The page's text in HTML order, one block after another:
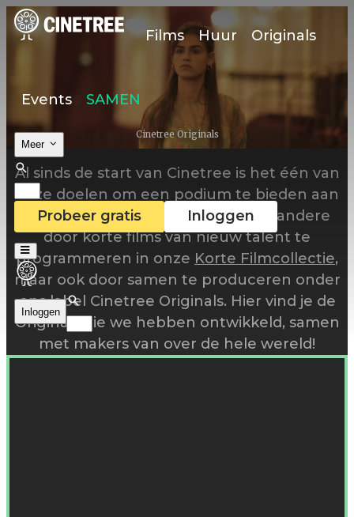
Films Huur Originals
Events SAMEN
Meer
Probeer gratis Inloggen
Inloggen
Cinetree Originals
Al sinds de start van Cinetree is het één van
onze doelen om een podium te bieden aan
jonge makers. Dit doen we onder andere
door korte films van nieuw talent te
programmeren in onze Korte Filmcollectie,
maar ook door samen te produceren onder
ons label Cinetree Originals. Hier vind je de
Originals die we hebben ontwikkeld, samen
met makers van over de hele wereld!